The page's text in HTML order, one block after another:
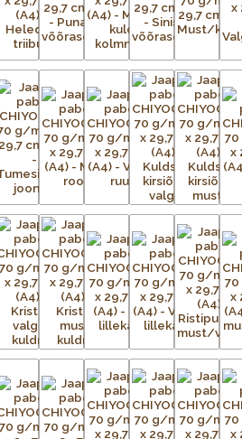
on uskumatult töömahukas
mustriga trükivõrke, mis on terve
ajutiselt tasasele pinnale. Tänapäeval
peale pingutatud võrgule kantakse
raamid seadistatakse trükikarussellile
kujutis on võrgus avatud,
ja üleliigse värvi eemaldamiseks
või lihtsalt õhu käes.
ei ole värvid täpselt sellised nagu
Protsessi korratakse iga värvi